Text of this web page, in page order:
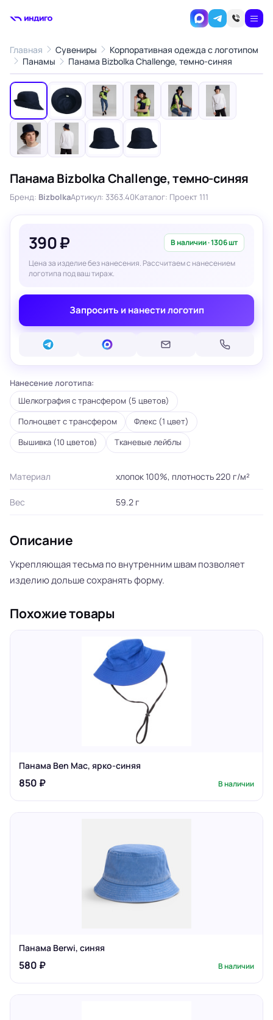
Главная Сувениры
Корпоративная одежда с логотипом
Панамы
Панама Bizbolka Challenge, темно-синяя
‹ ›
Панама Bizbolka Challenge, темно-синяя
Бренд: BizbolkaАртикул: 3363.40Каталог: Проект 111
390 ₽ В наличии · 1306 шт
Цена за изделие без нанесения. Рассчитаем с нанесением
логотипа под ваш тираж.
Запросить и нанести логотип
Нанесение логотипа:
Шелкография с трансфером (5 цветов)
Полноцвет с трансфером
Флекс (1 цвет)
Вышивка (10 цветов)
Тканевые лейблы
Материал хлопок 100%, плотность 220 г/м²
Вес 59.2 г
Описание
Укрепляющая тесьма по внутренним швам позволяет
изделию дольше сохранять форму.
Похожие товары
Панама Ben Mac, ярко-синяя
850 ₽ В наличии
Панама Berwi, синяя
580 ₽ В наличии